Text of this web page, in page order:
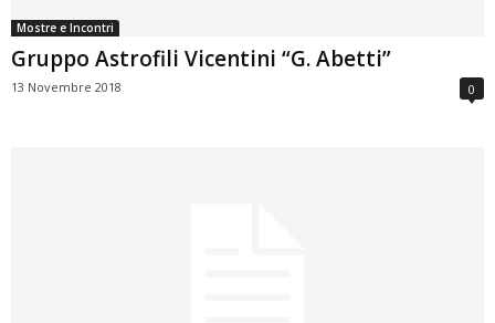
Mostre e Incontri
Gruppo Astrofili Vicentini “G. Abetti”
13 Novembre 2018 0